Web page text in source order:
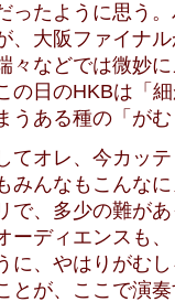
ったように思う
、大阪ファイナ
々などでは微妙
の日のHKBは「
うある種の「が
てオレ、今カッ
みんなもこんな
で、多少の難が
ーディエンスも
に、やはりがむ
とが、ここで演